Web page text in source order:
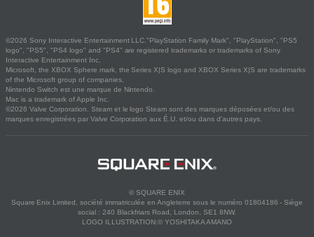
©2026 Sony Interactive Entertainment LLC."PlayStation Family Mark", "PlayStation", "PS5
logo", "PS5", "PS4 logo" and "PS4" are registered trademarks or trademarks of Sony
Interactive Entertainment Inc.
Microsoft, the XBOX Sphere mark, the Series X|S logo and XBOX Series X|S are trademarks
of the Microsoft group of companies.
Nintendo Switch est une marque de Nintendo.
Mac is a trademark of Apple Inc.
©2026 Valve Corporation. Steam et le logo Steam sont des marques déposées et/ou des
marques enregistrées par Valve Corporation aux É.U. et/ou dans d'autres pays.
© SQUARE ENIX
Square Enix Limited, société immatriculée en Angleterre sous le numéro 01804186 - Siège
social : 240 Blackfriars Road, London, SE1 8NW.
LOGO ILLUSTRATION:© YOSHITAKA AMANO